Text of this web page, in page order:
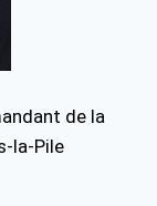
de la
la-Pile